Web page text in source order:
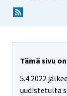
Tämä sivu
5.4.2022
uudistetulta